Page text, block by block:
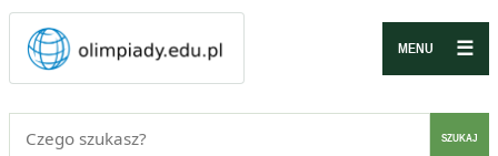
MENU ☰
SZUKAJ